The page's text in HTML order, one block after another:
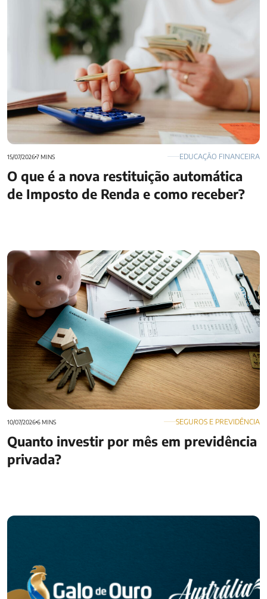
e como receber?
15/07/20267 MINS EDUCAÇÃO FINANCEIRA
O que é a nova restituição automática
de Imposto de Renda e como receber?
Quanto investir por mês em previdência privada?
10/07/20266 MINS SEGUROS E PREVIDÊNCIA
Quanto investir por mês em previdência
privada?
Galo de Ouro 2026: prêmio do mercado segurador leva